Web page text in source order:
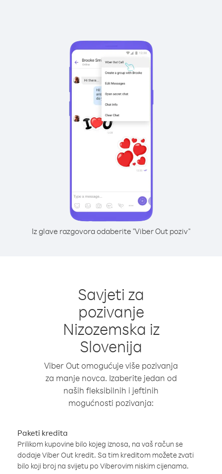
Iz glave razgovora odaberite "Viber Out poziv"
Savjeti za
pozivanje
Nizozemska iz
Slovenija
Viber Out omogućuje više pozivanja
za manje novca. Izaberite jedan od
naših fleksibilnih i jeftinih
mogućnosti pozivanja:
Paketi kredita
Prilikom kupovine bilo kojeg iznosa, na vaš račun se
dodaje Viber Out kredit. Sa tim kreditom možete zvati
bilo koji broj na svijetu po Viberovim niskim cijenama.